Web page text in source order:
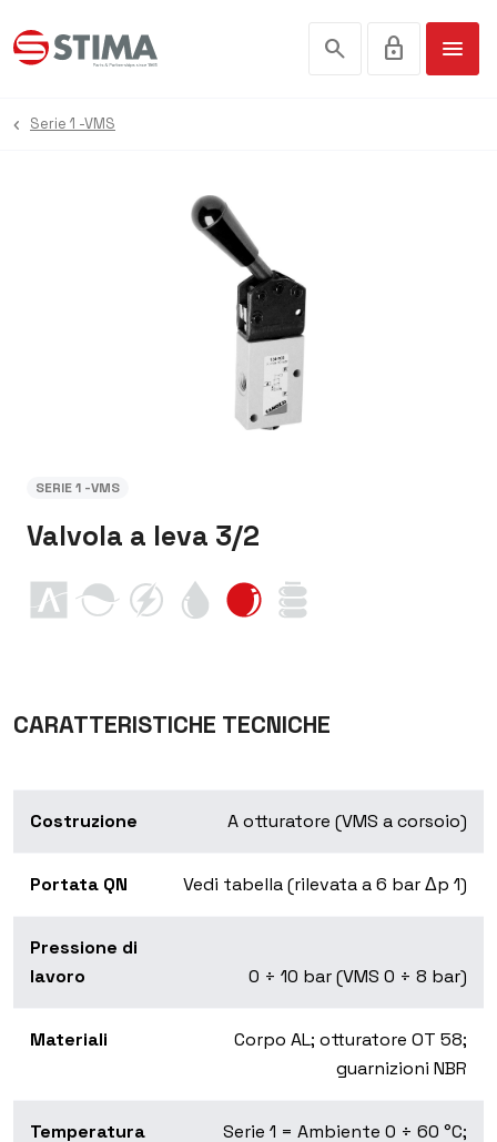
search lock menu
Serie 1 -VMS
SERIE 1 -VMS
Valvola a leva 3/2
CARATTERISTICHE TECNICHE
Costruzione A otturatore (VMS a corsoio)
Portata QN Vedi tabella (rilevata a 6 bar Δp 1)
Pressione di
lavoro
0 ÷ 10 bar (VMS 0 ÷ 8 bar)
Materiali
Corpo AL; otturatore OT 58;
guarnizioni NBR
Temperatura
Serie 1 = Ambiente 0 ÷ 60 °C;